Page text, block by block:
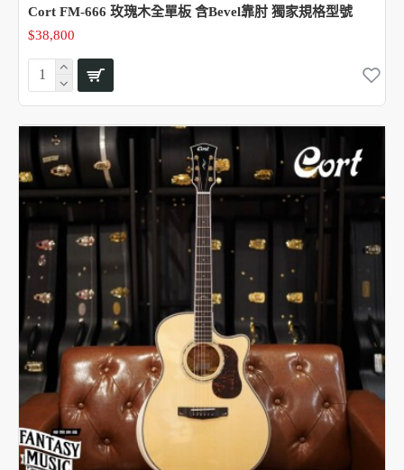
Cort FM-666 玫瑰木全單板 含Bevel靠肘 獨家規格型號
$38,800